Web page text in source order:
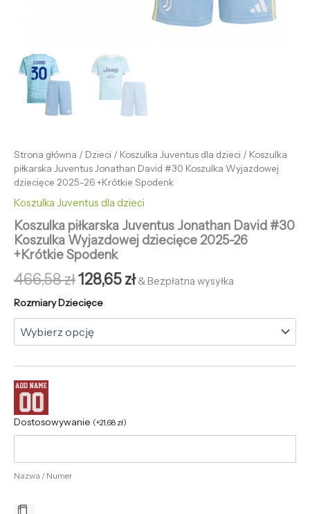
Strona główna / Dzieci / Koszulka Juventus dla dzieci / Koszulka
piłkarska Juventus Jonathan David #30 Koszulka Wyjazdowej
dziecięce 2025-26 +Krótkie Spodenk
Koszulka Juventus dla dzieci
Koszulka piłkarska Juventus Jonathan David #30
Koszulka Wyjazdowej dziecięce 2025-26
+Krótkie Spodenk
466,58zł128,65zł & Bezpłatna wysyłka
Rozmiary Dziecięce
Dostosowywanie (+21,68 zł)
Nazwa / Numer